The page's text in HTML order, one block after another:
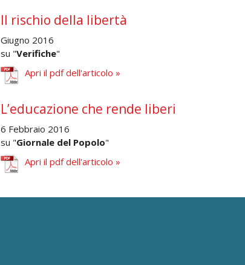
Il rischio della libertà
Giugno 2016
su "Verifiche"
Apri il pdf dell'articolo »
L’educazione che rende liberi
6 Febbraio 2016
su "Giornale del Popolo"
Apri il pdf dell'articolo »